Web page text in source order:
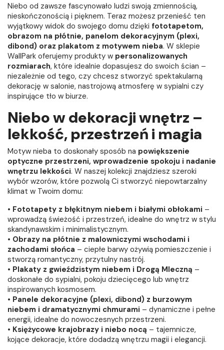
Niebo od zawsze fascynowało ludzi swoją zmiennością,
nieskończonością i pięknem. Teraz możesz przenieść ten
wyjątkowy widok do swojego domu dzięki fototapetom,
obrazom na płótnie, panelom dekoracyjnym (plexi,
dibond) oraz plakatom z motywem nieba. W sklepie
WallPark oferujemy produkty w personalizowanych
rozmiarach, które idealnie dopasujesz do swoich ścian –
niezależnie od tego, czy chcesz stworzyć spektakularną
dekorację w salonie, nastrojową atmosferę w sypialni czy
inspirujące tło w biurze.
Niebo w dekoracji wnętrz –
lekkość, przestrzeń i magia
Motyw nieba to doskonały sposób na powiększenie
optyczne przestrzeni, wprowadzenie spokoju i nadanie
wnętrzu lekkości. W naszej kolekcji znajdziesz szeroki
wybór wzorów, które pozwolą Ci stworzyć niepowtarzalny
klimat w Twoim domu:
• Fototapety z błękitnym niebem i białymi obłokami –
wprowadzą świeżość i przestrzeń, idealne do wnętrz w stylu
skandynawskim i minimalistycznym.
• Obrazy na płótnie z malowniczymi wschodami i
zachodami słońca – ciepłe barwy ożywią pomieszczenie i
stworzą romantyczny, przytulny nastrój.
• Plakaty z gwieździstym niebem i Drogą Mleczną –
doskonałe do sypialni, pokoju dziecięcego lub wnętrz
inspirowanych kosmosem.
• Panele dekoracyjne (plexi, dibond) z burzowym
niebem i dramatycznymi chmurami – dynamiczne i pełne
energii, idealne do nowoczesnych przestrzeni.
• Księżycowe krajobrazy i niebo nocą – tajemnicze,
kojące dekoracje, które dodadzą wnętrzu magii i elegancji.